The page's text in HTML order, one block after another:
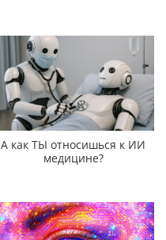
А как ТЫ относишься к ИИ
медицине?